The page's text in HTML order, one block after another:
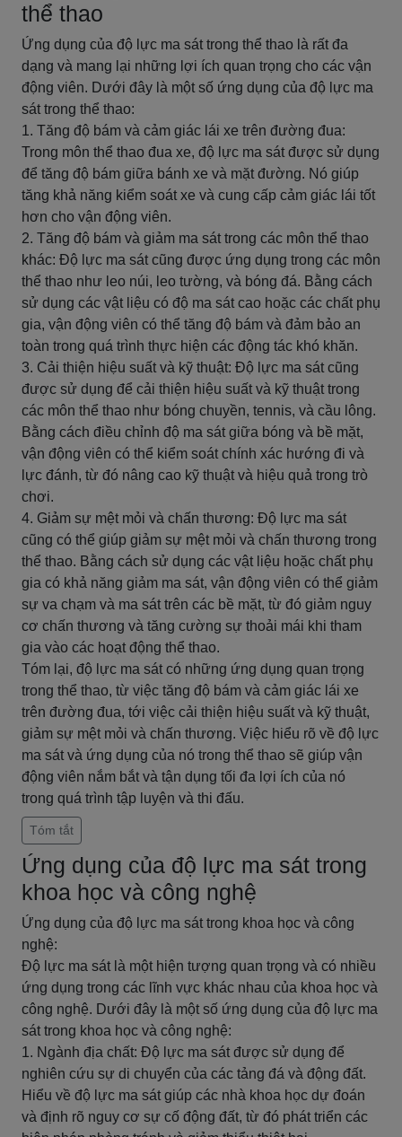
thể thao
Ứng dụng của độ lực ma sát trong thể thao là rất đa
dạng và mang lại những lợi ích quan trọng cho các vận
động viên. Dưới đây là một số ứng dụng của độ lực ma
sát trong thể thao:
1. Tăng độ bám và cảm giác lái xe trên đường đua:
Trong môn thể thao đua xe, độ lực ma sát được sử dụng
để tăng độ bám giữa bánh xe và mặt đường. Nó giúp
tăng khả năng kiểm soát xe và cung cấp cảm giác lái tốt
hơn cho vận động viên.
2. Tăng độ bám và giảm ma sát trong các môn thể thao
khác: Độ lực ma sát cũng được ứng dụng trong các môn
thể thao như leo núi, leo tường, và bóng đá. Bằng cách
sử dụng các vật liệu có độ ma sát cao hoặc các chất phụ
gia, vận động viên có thể tăng độ bám và đảm bảo an
toàn trong quá trình thực hiện các động tác khó khăn.
3. Cải thiện hiệu suất và kỹ thuật: Độ lực ma sát cũng
được sử dụng để cải thiện hiệu suất và kỹ thuật trong
các môn thể thao như bóng chuyền, tennis, và cầu lông.
Bằng cách điều chỉnh độ ma sát giữa bóng và bề mặt,
vận động viên có thể kiểm soát chính xác hướng đi và
lực đánh, từ đó nâng cao kỹ thuật và hiệu quả trong trò
chơi.
4. Giảm sự mệt mỏi và chấn thương: Độ lực ma sát
cũng có thể giúp giảm sự mệt mỏi và chấn thương trong
thể thao. Bằng cách sử dụng các vật liệu hoặc chất phụ
gia có khả năng giảm ma sát, vận động viên có thể giảm
sự va chạm và ma sát trên các bề mặt, từ đó giảm nguy
cơ chấn thương và tăng cường sự thoải mái khi tham
gia vào các hoạt động thể thao.
Tóm lại, độ lực ma sát có những ứng dụng quan trọng
trong thể thao, từ việc tăng độ bám và cảm giác lái xe
trên đường đua, tới việc cải thiện hiệu suất và kỹ thuật,
giảm sự mệt mỏi và chấn thương. Việc hiểu rõ về độ lực
ma sát và ứng dụng của nó trong thể thao sẽ giúp vận
động viên nắm bắt và tận dụng tối đa lợi ích của nó
trong quá trình tập luyện và thi đấu.
Tóm tắt
Ứng dụng của độ lực ma sát trong
khoa học và công nghệ
Ứng dụng của độ lực ma sát trong khoa học và công
nghệ:
Độ lực ma sát là một hiện tượng quan trọng và có nhiều
ứng dụng trong các lĩnh vực khác nhau của khoa học và
công nghệ. Dưới đây là một số ứng dụng của độ lực ma
sát trong khoa học và công nghệ:
1. Ngành địa chất: Độ lực ma sát được sử dụng để
nghiên cứu sự di chuyển của các tảng đá và động đất.
Hiểu về độ lực ma sát giúp các nhà khoa học dự đoán
và định rõ nguy cơ sự cố động đất, từ đó phát triển các